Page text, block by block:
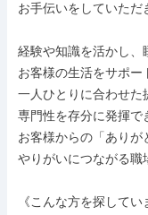
お手伝いをしていただ
経験や知識を活かし、
お客様の生活をサポー
一人ひとりに合わせた
専門性を存分に発揮で
お客様からの「ありが
やりがいにつながる職
《こんな方を探して